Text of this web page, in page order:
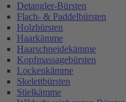
Detangler-Bürsten
Flach- & Paddelbürsten
Holzbürsten
Haarkämme
Haarschneidekämme
Kopfmassagebürsten
Lockenkämme
Skelettbürsten
Stielkämme